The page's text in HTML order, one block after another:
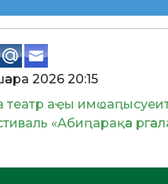
2026 20:15
театр аҿы
«Абиԥарақәа